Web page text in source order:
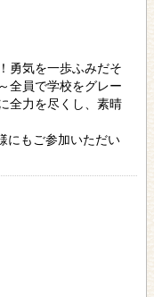
勇気を一歩ふみだそ
全員で学校をグレー
全力を尽くし、素晴
にもご参加いただい